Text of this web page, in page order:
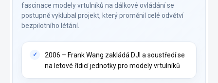
fascinace modely vrtulníků na dálkové ovládání se
postupně vyklubal projekt, který proměnil celé odvětví
bezpilotního létání.
2006 – Frank Wang zakládá DJI a soustředí se
na letové řídicí jednotky pro modely vrtulníků